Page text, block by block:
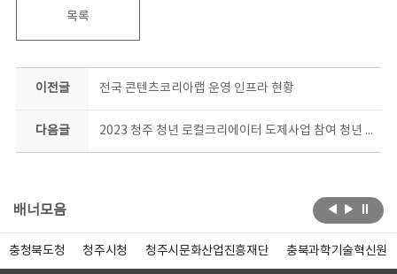
목록
이전글 전국 콘텐츠코리아랩 운영 인프라 현황
다음글 2023 청주 청년 로컬크리에이터 도제사업 참여 청년 모집
배너모음
충청북도청 청주시청 청주시문화산업진흥재단 충북과학기술혁신원